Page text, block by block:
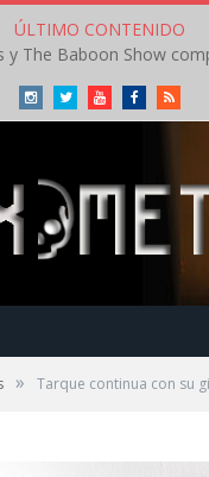
ÚLTIMO CONTENIDO
InstagramTwitterYoutubeFacebookRSS
» Tarque continua con su